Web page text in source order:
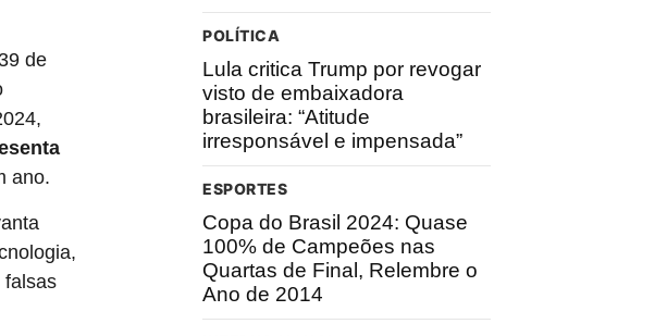
de
ano.
falsas
POLÍTICA
Lula critica Trump por revogar
visto de embaixadora
brasileira: “Atitude
irresponsável e impensada”
ESPORTES
Copa do Brasil 2024: Quase
100% de Campeões nas
Quartas de Final, Relembre o
Ano de 2014